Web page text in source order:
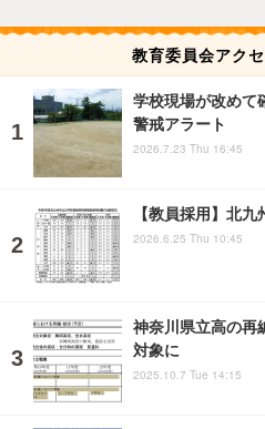
教育委員会アク
学校現場が改めて
警戒アラート
2026.7.23 Thu 16:45
【教員採用】北
2026.6.25 Thu 10:45
神奈川県立高の再
対象に
2025.10.7 Tue 14:15